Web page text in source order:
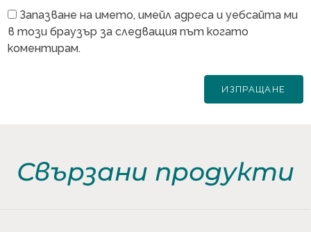
Запазване на името, имейл адреса и уебсайта ми
в този браузър за следващия път когато
коментирам.
Свързани продукти